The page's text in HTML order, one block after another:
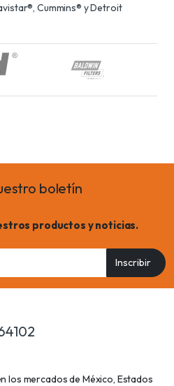
Cummins® y Detroit
boletín
productos y noticias.
Inscribir
los mercados de México, Estados